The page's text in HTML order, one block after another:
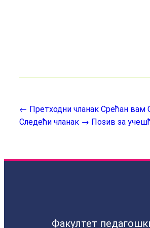
← Претходни чланак Срећан вам
Следећи чланак → Позив за
Факултет